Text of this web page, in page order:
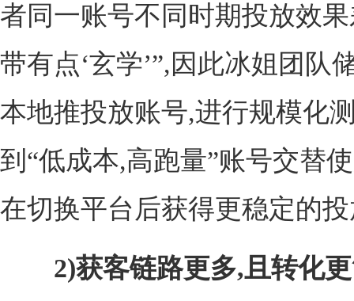
者同一账号不同时期投放效
带有点‘玄学’”,因此冰姐团队
本地推投放账号,进行规模化
到“低成本,高跑量”账号交替
在切换平台后获得更稳定的
2)获客链路更多,且转化